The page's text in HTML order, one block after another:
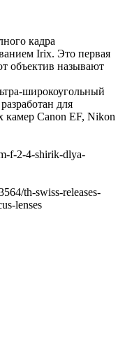
кадра
Irix. Это первая
объектив называют
широкоугольный
для
Canon EF, Nikon
f-2-4-shirik-dlya-
th-swiss-releases-
lenses